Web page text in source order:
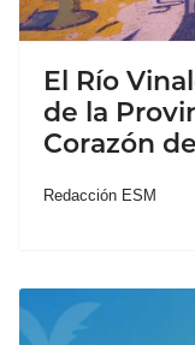
El Río
de la
Corazón
Redacción ESM